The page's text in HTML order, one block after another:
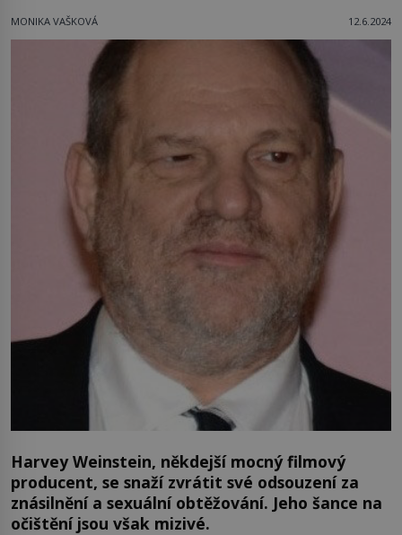
MONIKA VAŠKOVÁ 12.6.2024
Harvey Weinstein, někdejší mocný filmový
producent, se snaží zvrátit své odsouzení za
znásilnění a sexuální obtěžování. Jeho šance na
očištění jsou však mizivé.